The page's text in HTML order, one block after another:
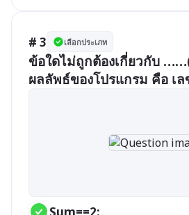
# 3 เลือกประเภท
ข้อใดไม่ถูกต้องเกี่ยวกับ
ผลลัพธ์ของโปรแกรม คือ เล
Sum==2: